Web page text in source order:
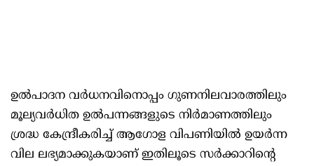
ഉൽപാദന വർധനവിനൊപ്പം ഗുണനിലവാരത്തിലും
മൂല്യവർധിത ഉൽപന്നങ്ങളുടെ നിർമാണത്തിലും
ശ്രദ്ധ കേന്ദ്രീകരിച്ച് ആഗോള വിപണിയിൽ ഉയർന്ന
വില ലഭ്യമാക്കുകയാണ് ഇതിലൂടെ സർക്കാറിന്റെ